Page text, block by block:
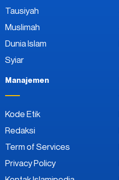
Tausiyah
Muslimah
Dunia Islam
Syiar
Manajemen
Kode Etik
Redaksi
Term of Services
Privacy Policy